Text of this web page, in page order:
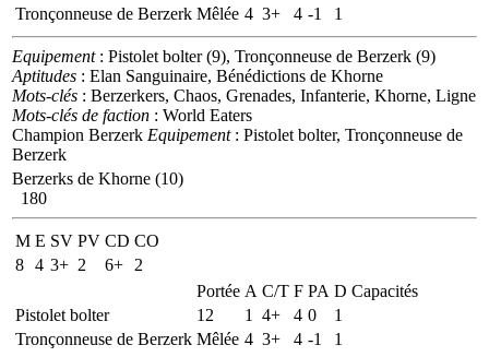
Tronçonneuse de Berzerk Mêlée 4 3+ 4 -1 1
Equipement: Pistolet bolter (9), Tronçonneuse de Berzerk (9)
Aptitudes : Elan Sanguinaire, Bénédictions de Khorne
Mots-clés : Berzerkers, Chaos, Grenades, Infanterie, Khorne, Ligne
Mots-clés de faction : World Eaters
Champion Berzerk Equipement: Pistolet bolter, Tronçonneuse de
Berzerk
Berzerks de Khorne (10)
180
M E SV PV CD CO
8 4 3+ 2 6+
2
Portée A C/T F PA D Capacités
Pistolet bolter
12 1 4+ 4 0
1
Tronçonneuse de Berzerk Mêlée 4 3+ 4 -1 1